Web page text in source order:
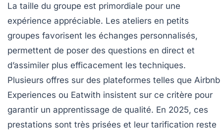
La taille du groupe est primordiale pour une
expérience appréciable. Les ateliers en petits
groupes favorisent les échanges personnalisés,
permettent de poser des questions en direct et
d’assimiler plus efficacement les techniques.
Plusieurs offres sur des plateformes telles que Airbnb
Experiences ou Eatwith insistent sur ce critère pour
garantir un apprentissage de qualité. En 2025, ces
prestations sont très prisées et leur tarification reste